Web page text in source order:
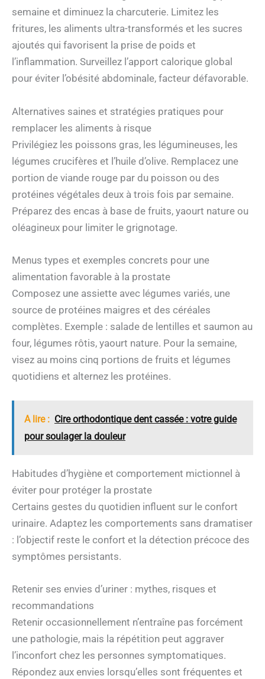
semaine et diminuez la charcuterie. Limitez les
fritures, les aliments ultra-transformés et les sucres
ajoutés qui favorisent la prise de poids et
l’inflammation. Surveillez l’apport calorique global
pour éviter l’obésité abdominale, facteur défavorable.
Alternatives saines et stratégies pratiques pour
remplacer les aliments à risque
Privilégiez les poissons gras, les légumineuses, les
légumes crucifères et l’huile d’olive. Remplacez une
portion de viande rouge par du poisson ou des
protéines végétales deux à trois fois par semaine.
Préparez des encas à base de fruits, yaourt nature ou
oléagineux pour limiter le grignotage.
Menus types et exemples concrets pour une
alimentation favorable à la prostate
Composez une assiette avec légumes variés, une
source de protéines maigres et des céréales
complètes. Exemple : salade de lentilles et saumon au
four, légumes rôtis, yaourt nature. Pour la semaine,
visez au moins cinq portions de fruits et légumes
quotidiens et alternez les protéines.
A lire : Cire orthodontique dent cassée : votre guide
pour soulager la douleur
Habitudes d’hygiène et comportement mictionnel à
éviter pour protéger la prostate
Certains gestes du quotidien influent sur le confort
urinaire. Adaptez les comportements sans dramatiser
: l’objectif reste le confort et la détection précoce des
symptômes persistants.
Retenir ses envies d’uriner : mythes, risques et
recommandations
Retenir occasionnellement n’entraîne pas forcément
une pathologie, mais la répétition peut aggraver
l’inconfort chez les personnes symptomatiques.
Répondez aux envies lorsqu’elles sont fréquentes et